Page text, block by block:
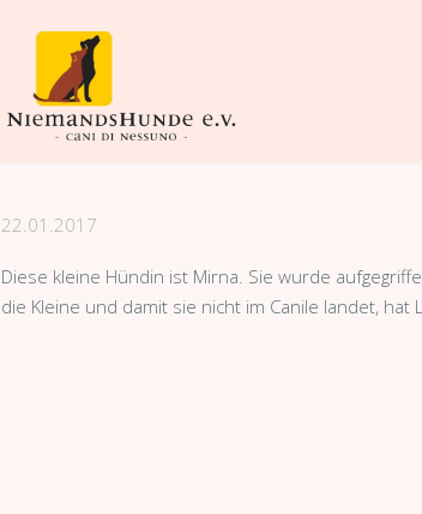
22.01.2017
Diese kleine Hündin ist Mirna. Sie wurde
die Kleine und damit sie nicht im Canile landet,